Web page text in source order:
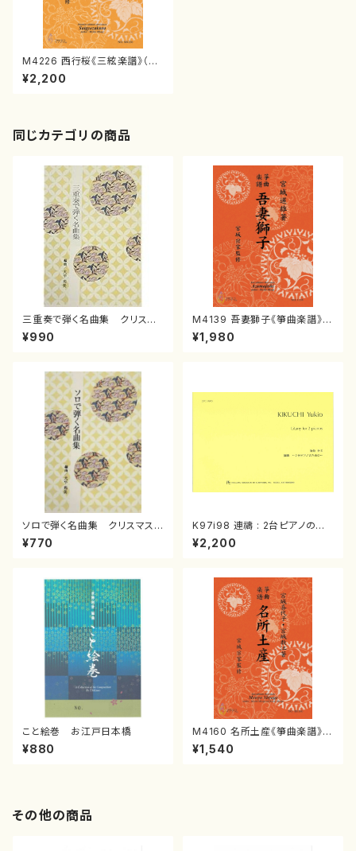
M4226 西行桜《三絃楽譜》（三
絃/宮城道雄著・宮城宗家監修/
三絃楽譜）
¥2,200
同じカテゴリの商品
三重奏で弾く名曲集 クリスマ
スメドレー( 箏2/大平光美 編
曲/楽譜）
¥990
M4139 吾妻獅子《箏曲楽譜》
（箏/宮城道雄著・宮城宗家監修/
箏曲古典楽譜）
¥1,980
ソロで弾く名曲集 クリスマス・
イブ／恋人がサンタクロース(
箏独奏 /大平光美 編曲/楽
¥770
K97i98 連禱 : 2台ピアノのた
めの（2 Pianos / 菊池 幸夫 /
楽譜）
¥2,200
こと絵巻 お江戸日本橋
¥880
M4160 名所土産《箏曲楽譜》
（箏/宮城喜代子・宮城数江著・
宮城宗家監修/箏曲古典楽譜）
¥1,540
その他の商品